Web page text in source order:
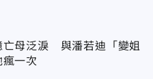
亡母泛淚 與潘若迪「變姐
一次